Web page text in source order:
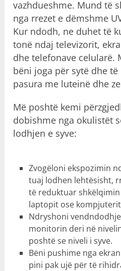
vazhdueshme. Mund të
nga rrezet e dëmshme
Kur ndodh, ne duhet të
tonë ndaj televizorit,
dhe telefonave celularë.
bëni joga për sytë dhe
pasura me luteinë dhe
Më poshtë kemi
dobishme nga okulistët
lodhjen e syve:
Zvogëloni ekspozimin
tuaj lodhen lehtësisht,
të reduktuar
laptopit ose
Ndryshoni
monitorin deri në
poshtë se niveli i syve.
Bëni pushime nga
pini pak ujë për të